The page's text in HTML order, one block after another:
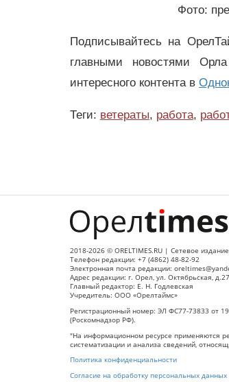
Фото:
Подписывайтесь на
главными новостями
интересного контента в
Теги: ветераты, работа,
2018-2026 © ORELTIMES.RU | Сетевое
Телефон редакции: +7 (4862) 48-82-92
Электронная почта редакции:
Адрес редакции: г. Орел, ул. Октябрьская,
Главный редактор: Е. Н. Годлевская
Учредитель: ООО «Орелтаймс»
Регистрационный номер: ЭЛ ФС77-73833 от
(Роскомнадзор РФ).
"На информационном ресурсе применяются
систематизации и анализа сведений,
Политика конфиденциальности
Согласие на обработку персональных данных